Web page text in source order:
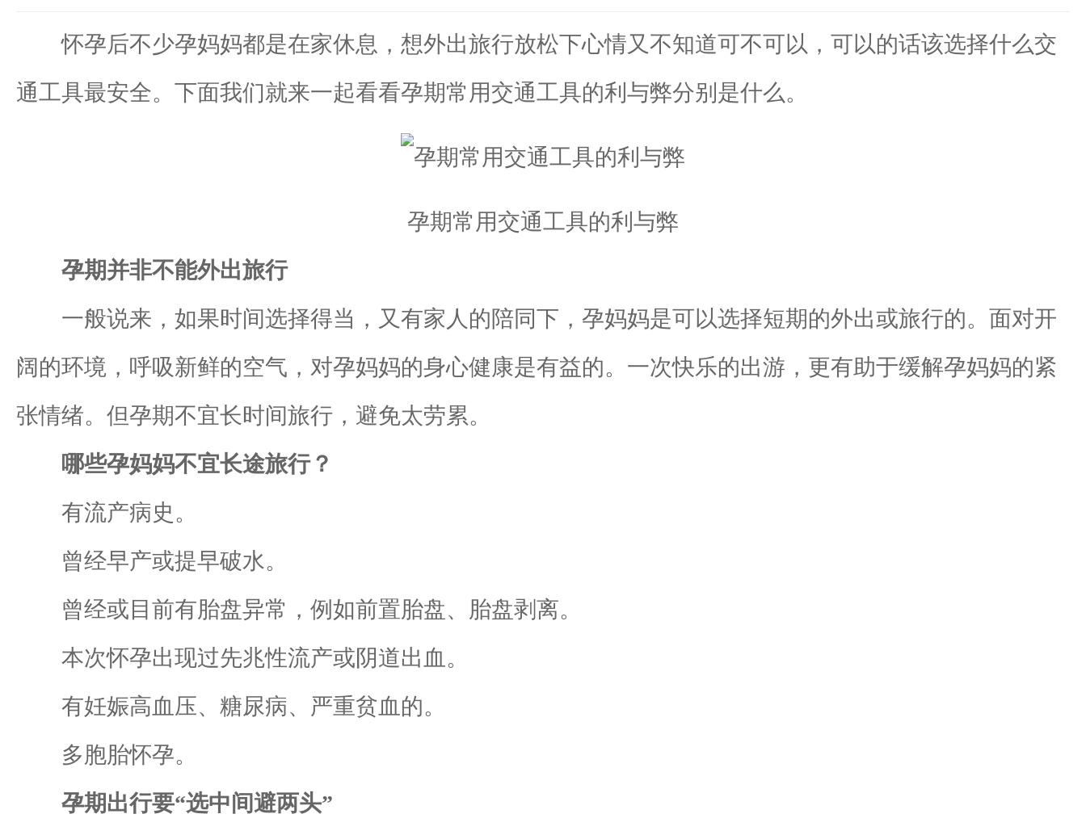
怀孕后不少孕妈妈都是在家休息，想外出旅行放松下心情又不知道可不可以，可以的话该选择什么交
通工具最安全。下面我们就来一起看看孕期常用交通工具的利与弊分别是什么。
孕期常用交通工具的利与弊
孕期并非不能外出旅行
一般说来，如果时间选择得当，又有家人的陪同下，孕妈妈是可以选择短期的外出或旅行的。面对开
阔的环境，呼吸新鲜的空气，对孕妈妈的身心健康是有益的。一次快乐的出游，更有助于缓解孕妈妈的紧
张情绪。但孕期不宜长时间旅行，避免太劳累。
哪些孕妈妈不宜长途旅行？
有流产病史。
曾经早产或提早破水。
曾经或目前有胎盘异常，例如前置胎盘、胎盘剥离。
本次怀孕出现过先兆性流产或阴道出血。
有妊娠高血压、糖尿病、严重贫血的。
多胞胎怀孕。
孕期出行要“选中间避两头”